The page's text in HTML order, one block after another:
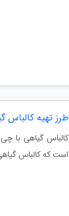
طرز تهیه کالباس
کالباس گیاهی با
است که کالباس